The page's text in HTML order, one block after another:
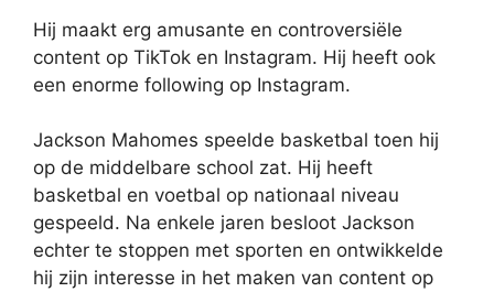
Hij maakt erg amusante en controversiële
content op TikTok en Instagram. Hij heeft ook
een enorme following op Instagram.
Jackson Mahomes speelde basketbal toen hij
op de middelbare school zat. Hij heeft
basketbal en voetbal op nationaal niveau
gespeeld. Na enkele jaren besloot Jackson
echter te stoppen met sporten en ontwikkelde
hij zijn interesse in het maken van content op